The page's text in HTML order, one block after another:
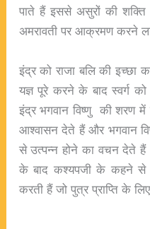
पाते हैं इससे असुरों की शक्ति
अमरावती पर आक्रमण करने
इंद्र को राजा बलि की इच्छा
यज्ञ पूरे करने के बाद स्वर्ग
इंद्र भगवान विष्णु की शरण
आश्वासन देते हैं और भगवान
से उत्पन्न होने का वचन देते हैं
के बाद कश्यपजी के कहने से
करती हैं जो पुत्र प्राप्ति के